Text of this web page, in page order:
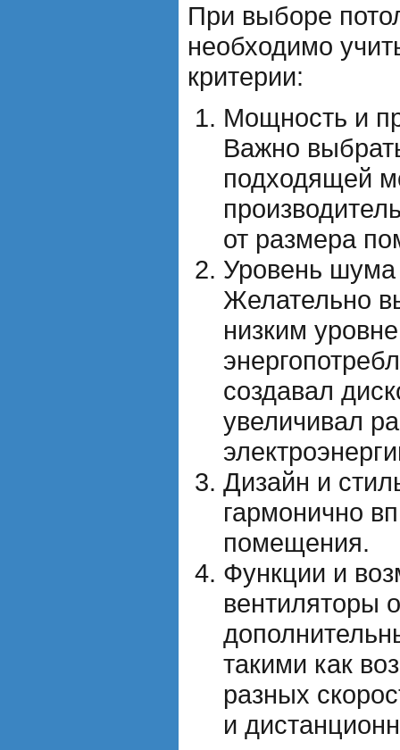
При выборе
необходимо
критерии:
Мощность и
Важно
подходящей
от размера
Уровень шума
Желательно
низким
создавал
увеличивал
Дизайн и
гармонично
помещения.
Функции и
вентиляторы
такими как
разных
и